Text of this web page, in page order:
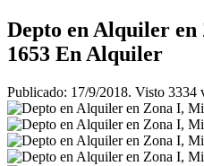
Depto en Alquiler
1653 En Alquiler
Publicado: 17/9/2018. Visto 3334